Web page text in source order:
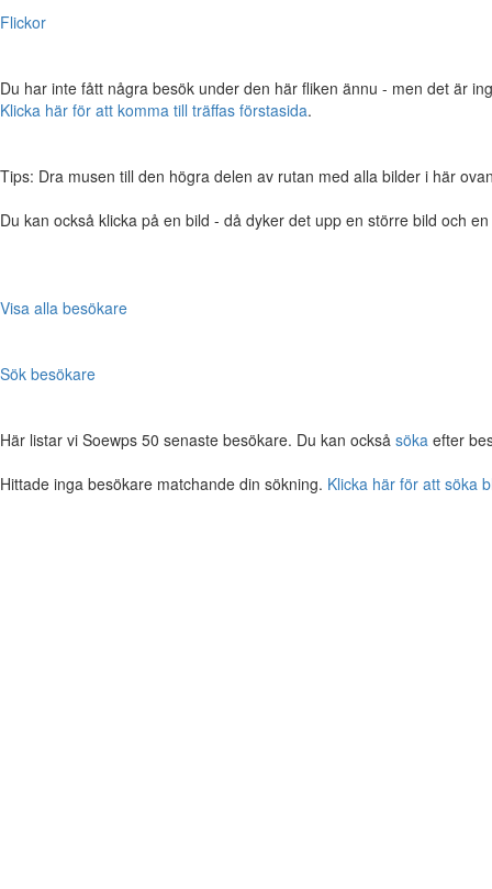
Flickor
Du har inte fått några besök under den här fliken ännu - men det är
Klicka här för att komma till träffas förstasida.
Tips: Dra musen till den högra delen av rutan med alla bilder i här
Du kan också klicka på en bild - då dyker det upp en större bild och
Visa alla besökare
Sök besökare
Här listar vi Soewps 50 senaste besökare. Du kan också söka efter
Hittade inga besökare matchande din sökning. Klicka här för att söka